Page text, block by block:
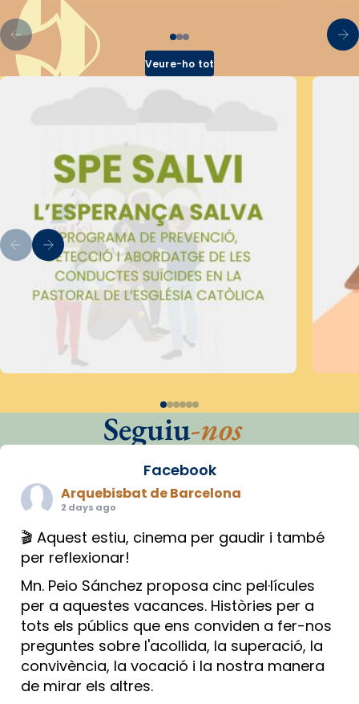
Veure-ho tot
Seguiu-nos
Facebook
Arquebisbat de Barcelona
2 days ago
🎬 Aquest estiu, cinema per gaudir i també
per reflexionar!
Mn. Peio Sánchez proposa cinc pel·lícules
per a aquestes vacances. Històries per a
tots els públics que ens conviden a fer-nos
preguntes sobre l'acollida, la superació, la
convivència, la vocació i la nostra manera
de mirar els altres.